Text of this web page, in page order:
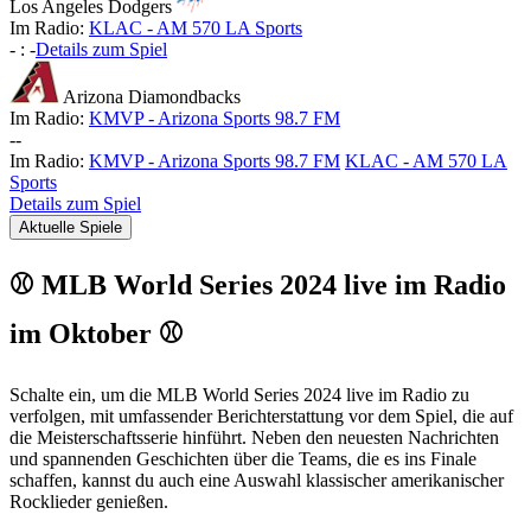
Los Angeles Dodgers
Im Radio: KLAC - AM 570 LA Sports
- : -Details zum Spiel
Arizona Diamondbacks
Im Radio: KMVP - Arizona Sports 98.7 FM
--
Im Radio: KMVP - Arizona Sports 98.7 FM KLAC - AM 570 LA
Sports
Details zum Spiel
Aktuelle Spiele
⚾ MLB World Series 2024 live im Radio
im Oktober ⚾
Schalte ein, um die MLB World Series 2024 live im Radio zu
verfolgen, mit umfassender Berichterstattung vor dem Spiel, die auf
die Meisterschaftsserie hinführt. Neben den neuesten Nachrichten
und spannenden Geschichten über die Teams, die es ins Finale
schaffen, kannst du auch eine Auswahl klassischer amerikanischer
Rocklieder genießen.